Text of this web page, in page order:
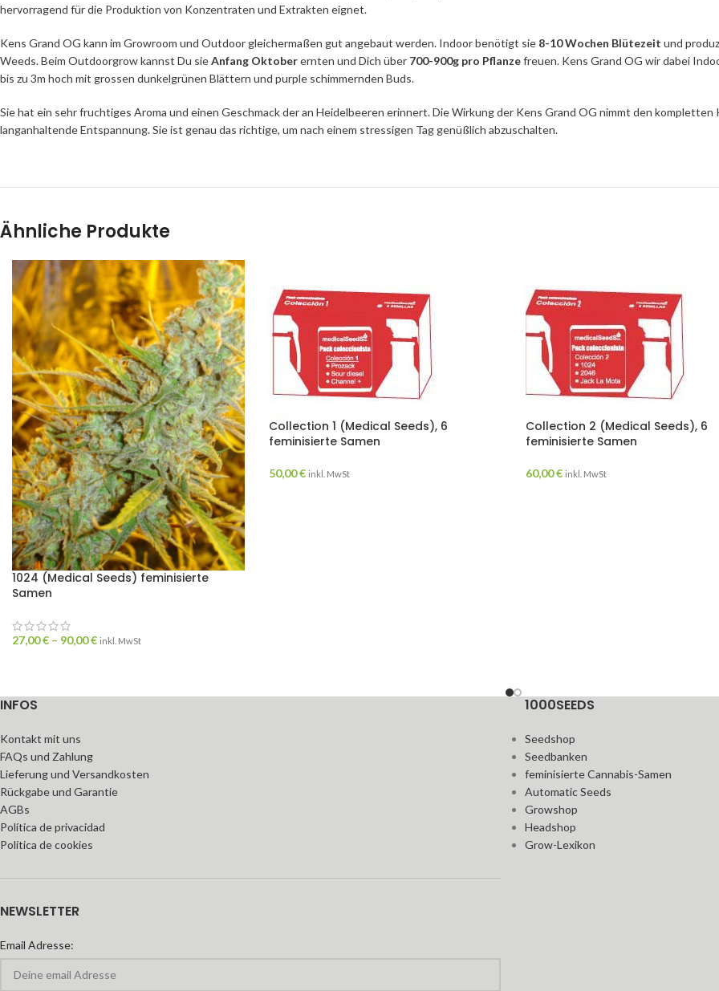
hervorragend für die Produktion von Konzentraten und Extrakten eignet.
Kens Grand OG kann im Growroom und Outdoor gleichermaßen gut angebaut werden. Indoor benötigt sie 8-10 Wochen Blütezeit und
Weeds. Beim Outdoorgrow kannst Du sieAnfang Oktoberernten und Dich über 700-900g pro Pflanzefreuen. Kens Grand OG wir dabei
bis zu 3m hoch mit grossen dunkelgrünen Blättern und purple schimmernden Buds.
Sie hat ein sehr fruchtiges Aroma und einen Geschmack der an Heidelbeeren erinnert. Die Wirkung der Kens Grand OG nimmt den
langanhaltende Entspannung. Sie ist genau das richtige, um nach einem stressigen Tag genüßlich abzuschalten.
Ähnliche Produkte
1024 (Medical Seeds) feminisierte
Samen
27,00€ – 90,00€ inkl. MwSt
Collection 1 (Medical Seeds), 6
feminisierte Samen
50,00€ inkl. MwSt
Collection 2 (Medical Seeds), 6
feminisierte Samen
60,00€ inkl. MwSt
INFOS
Kontakt mit uns
FAQs und Zahlung
Lieferung und Versandkosten
Rückgabe und Garantie
AGBs
Política de privacidad
Política de cookies
NEWSLETTER
Email Adresse:
1000SEEDS
Seedshop
Seedbanken
feminisierte Cannabis-Samen
Automatic Seeds
Growshop
Headshop
Grow-Lexikon